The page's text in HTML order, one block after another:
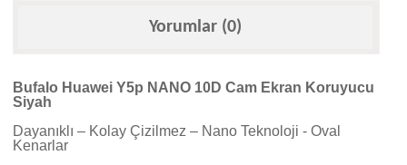
Yorumlar (0)
Bufalo Huawei Y5p NANO 10D Cam Ekran Koruyucu
Siyah
Dayanıklı – Kolay Çizilmez – Nano Teknoloji - Oval
Kenarlar